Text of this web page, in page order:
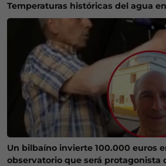
Temperaturas históricas del agua
Un bilbaíno invierte 100.000 euros
observatorio que será protagonista